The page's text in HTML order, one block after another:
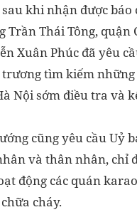
khi nhận được
Trần Thái Tông, quận
Xuân Phúc đã yêu
tìm kiếm những
Nội sớm điều tra và
cũng yêu cầu Uỷ
và thân nhân, chỉ
động các quán
cháy.